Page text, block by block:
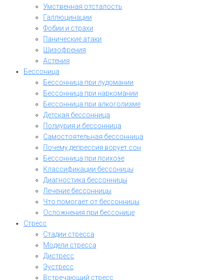
Умственная отсталость
Галлюцинации
Фобии и страхи
Панические атаки
Шизофрения
Астения
Бессоница
Бессонница при лудомании
Бессонница при наркомании
Бессонница при алкоголизме
Детская бессонница
Полиурия и бессонница
Самостоятельная бессонница
Почему депрессия ворует сон
Бессонница при психозе
Классификации бессоницы
Диагностика бессонницы
Лечение бессонницы
Что помогает от бессонницы
Осложнения при бессонице
Стресс
Стадии стресса
Модели стресса
Дистресс
Эустресс
Встречающий стресс